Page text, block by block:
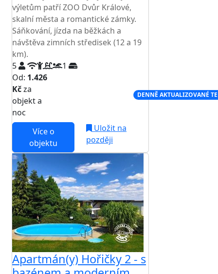
výletům patří ZOO Dvůr Králové,
skalní města a romantické zámky.
Sáňkování, jízda na běžkách a
návštěva zimních středisek (12 a 19
km).
5
1
Od: 1.426
Kčza
objekt a
noc
DENNĚ AKTUALIZOVANÉ
Více o
objektu
Uložit na
později
Apartmán(y) Hořičky 2 - s